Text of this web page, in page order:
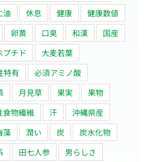
油 休息 健康
健康数値
卵黄 口臭 和漢
国産
プチド
大麦若葉
特有
必須アミノ酸
月見草 果実
果物
食物繊維 汗
沖縄県産
藻 潤い 炭
炭水化物
田七人参 男らしさ